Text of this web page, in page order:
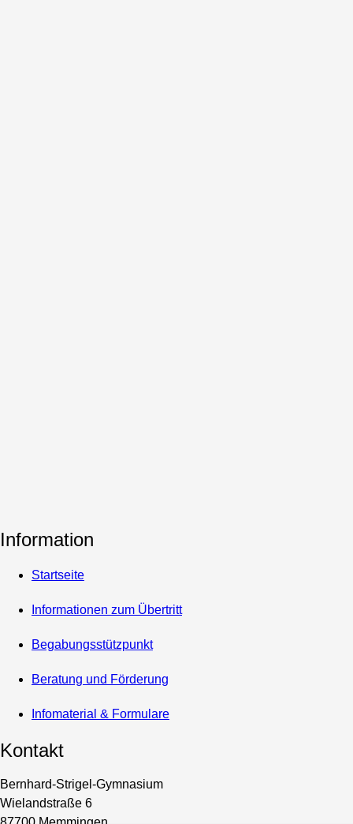
Information
Startseite
Informationen zum Übertritt
Begabungsstützpunkt
Beratung und Förderung
Infomaterial & Formulare
Kontakt
Bernhard-Strigel-Gymnasium
Wielandstraße 6